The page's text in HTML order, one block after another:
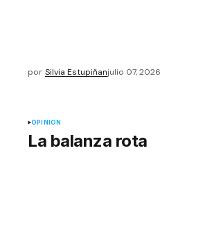
por Silvia Estupiñanjulio 07, 2026
OPINIÓN
La balanza rota